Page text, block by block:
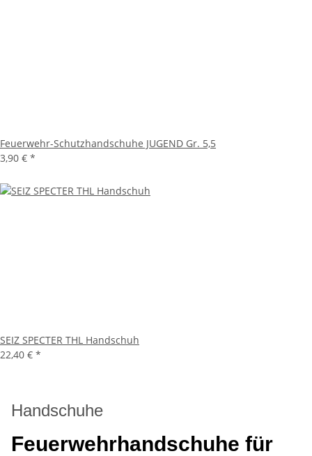
Feuerwehr-Schutzhandschuhe JUGEND Gr. 5,5
3,90 € *
SEIZ SPECTER THL Handschuh
22,40 € *
Handschuhe
Feuerwehrhandschuhe für